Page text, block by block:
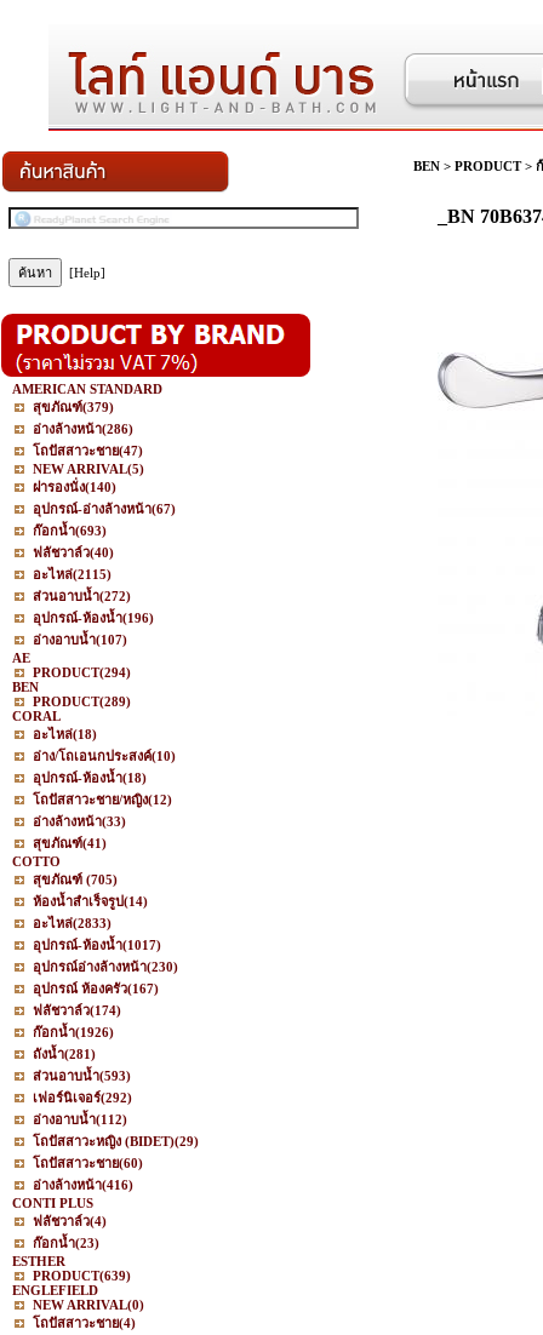
[Help]
AMERICAN STANDARD
สุขภัณฑ์(379)
อ่างล้างหน้า(286)
โถปัสสาวะชาย(47)
NEW ARRIVAL(5)
ฝารองนั่ง(140)
อุปกรณ์-อ่างล้างหน้า(67)
ก๊อกน้ำ(693)
ฟลัชวาล์ว(40)
อะไหล่(2115)
ส่วนอาบน้ำ(272)
อุปกรณ์-ห้องน้ำ(196)
อ่างอาบน้ำ(107)
AE
PRODUCT(294)
BEN
PRODUCT(289)
CORAL
อะไหล่(18)
อ่าง/โถเอนกประสงค์(10)
อุปกรณ์-ห้องน้ำ(18)
โถปัสสาวะชาย/หญิง(12)
อ่างล้างหน้า(33)
สุขภัณฑ์(41)
COTTO
สุขภัณฑ์ (705)
ห้องน้ำสำเร็จรูป(14)
อะไหล่(2833)
อุปกรณ์-ห้องน้ำ(1017)
อุปกรณ์อ่างล้างหน้า(230)
อุปกรณ์ ห้องครัว(167)
ฟลัชวาล์ว(174)
ก๊อกน้ำ(1926)
ถังน้ำ(281)
ส่วนอาบน้ำ(593)
เฟอร์นิเจอร์(292)
อ่างอาบน้ำ(112)
โถปัสสาวะหญิง (BIDET)(29)
โถปัสสาวะชาย(60)
อ่างล้างหน้า(416)
CONTI PLUS
ฟลัชวาล์ว(4)
ก๊อกน้ำ(23)
ESTHER
PRODUCT(639)
ENGLEFIELD
NEW ARRIVAL(0)
โถปัสสาวะชาย(4)
BEN > PRODUCT>
_BN